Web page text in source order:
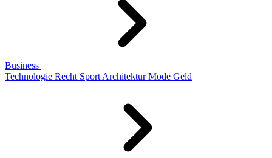
Business
Technologie Recht Sport Architektur Mode Geld